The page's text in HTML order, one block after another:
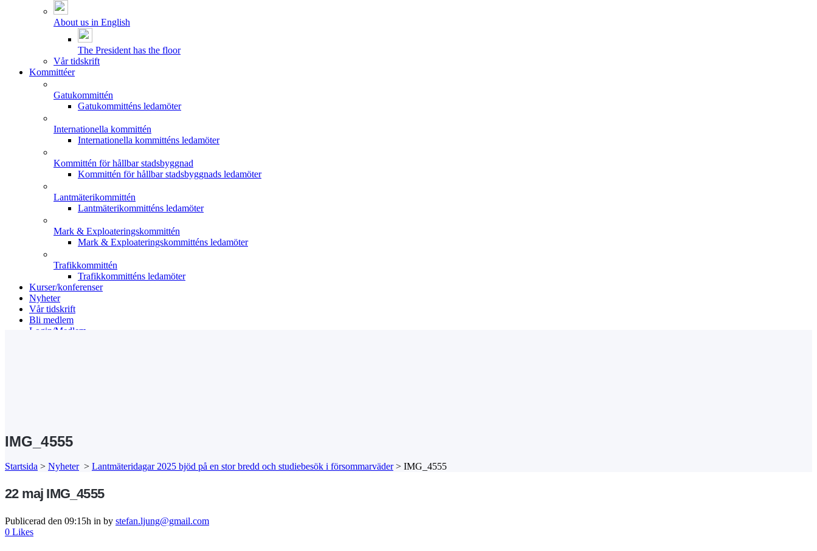
About us in English
The President has the floor
Vår tidskrift
Kommittéer
Gatukommittén
Gatukommitténs ledamöter
Internationella kommittén
Internationella kommitténs ledamöter
Kommittén för hållbar stadsbyggnad
Kommittén för hållbar stadsbyggnads ledamöter
Lantmäterikommittén
Lantmäterikommitténs ledamöter
Mark & Exploateringskommittén
Mark & Exploateringskommitténs ledamöter
Trafikkommittén
Trafikkommitténs ledamöter
Kurser/konferenser
Nyheter
Vår tidskrift
Bli medlem
Login/Medlem
IMG_4555
Startsida > Nyheter > Lantmäteridagar 2025 bjöd på en stor bredd och studiebesök i försommarväder> IMG_4555
22 maj IMG_4555
Publicerad den 09:15h in by stefan.ljung@gmail.com
0 Likes